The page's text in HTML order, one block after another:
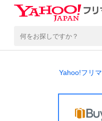
Yahoo!フリマ